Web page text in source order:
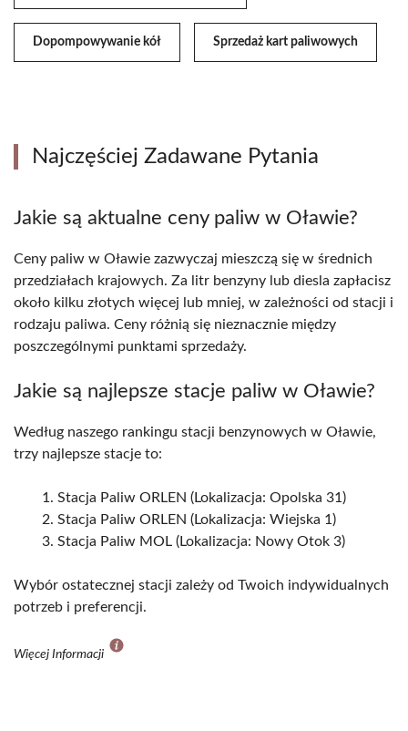
Dopompowywanie kół Sprzedaż kart paliwowych
Najczęściej Zadawane Pytania
Jakie są aktualne ceny paliw w Oławie?
Ceny paliw w Oławie zazwyczaj mieszczą się w średnich
przedziałach krajowych. Za litr benzyny lub diesla zapłacisz
około kilku złotych więcej lub mniej, w zależności od stacji i
rodzaju paliwa. Ceny różnią się nieznacznie między
poszczególnymi punktami sprzedaży.
Jakie są najlepsze stacje paliw w Oławie?
Według naszego rankingu stacji benzynowych w Oławie,
trzy najlepsze stacje to:
Stacja Paliw ORLEN (Lokalizacja: Opolska 31)
Stacja Paliw ORLEN (Lokalizacja: Wiejska 1)
Stacja Paliw MOL (Lokalizacja: Nowy Otok 3)
Wybór ostatecznej stacji zależy od Twoich indywidualnych
potrzeb i preferencji.
Więcej Informacji